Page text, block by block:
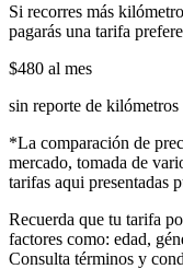
Si recorres más
pagarás una tarifa
$480 al mes
sin reporte de kilómetros
*La comparación de
mercado, tomada de
tarifas aqui presentadas
Recuerda que tu tarifa
factores como: edad,
Consulta términos y